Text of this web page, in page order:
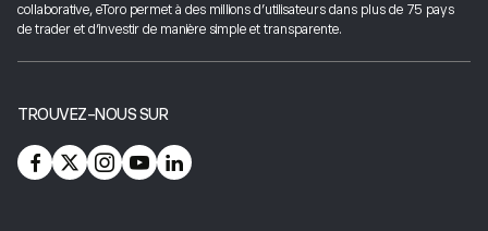
collaborative, eToro permet à des millions d'utilisateurs dans plus de 75 pays
de trader et d'investir de manière simple et transparente.
TROUVEZ-NOUS SUR